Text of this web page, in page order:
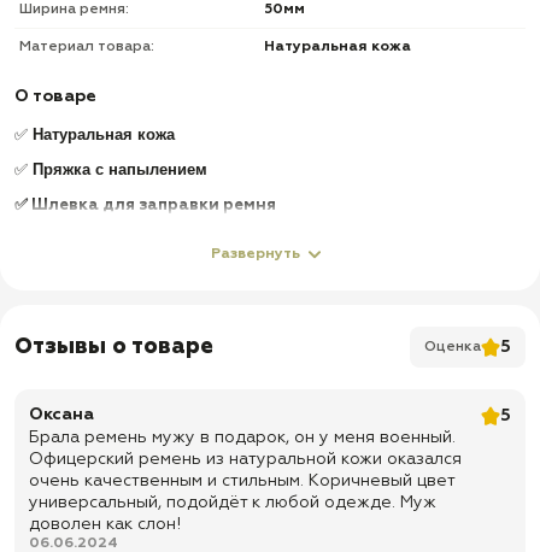
Ширина ремня: 50мм
Материал товара: Натуральная кожа
О товаре
✅ Натуральная кожа
✅ Пряжка с напылением
✅ Шлевка для заправки ремня
Развернуть
Отзывы о товаре Оценка 5
Оксана
5
Брала ремень мужу в подарок, он у меня военный.
Офицерский ремень из натуральной кожи оказался
очень качественным и стильным. Коричневый цвет
универсальный, подойдёт к любой одежде. Муж
доволен как слон!
06.06.2024